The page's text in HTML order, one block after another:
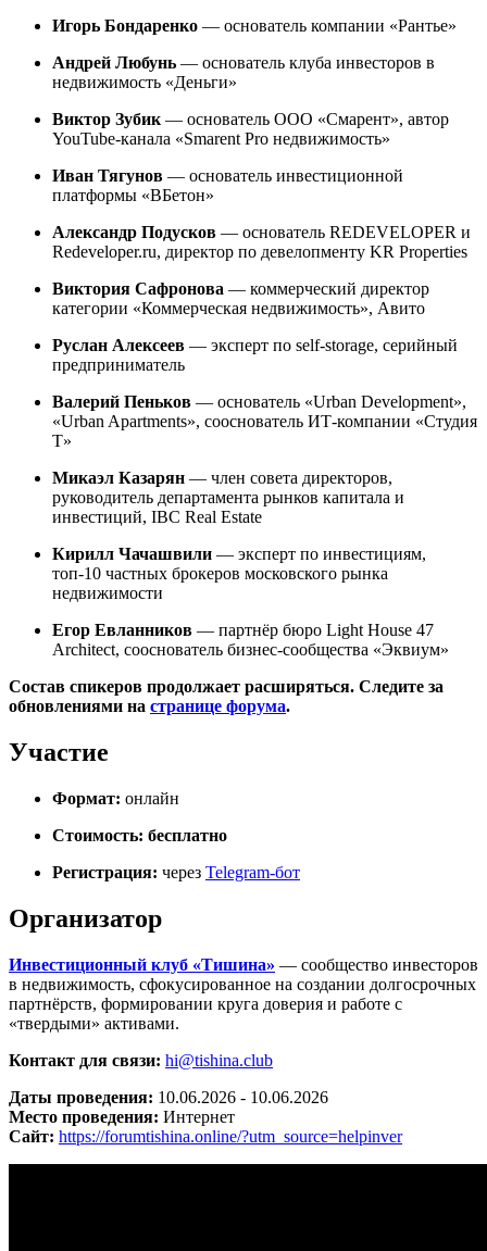
Игорь Бондаренко — основатель компании «Рантье»
Андрей Любунь — основатель клуба инвесторов в
недвижимость «Деньги»
Виктор Зубик — основатель ООО «Смарент», автор
YouTube-канала «Smarent Pro недвижимость»
Иван Тягунов — основатель инвестиционной
платформы «ВБетон»
Александр Подусков — основатель REDEVELOPER и
Redeveloper.ru, директор по девелопменту KR Properties
Виктория Сафронова — коммерческий директор
категории «Коммерческая недвижимость», Авито
Руслан Алексеев — эксперт по self-storage, серийный
предприниматель
Валерий Пеньков — основатель «Urban Development»,
«Urban Apartments», сооснователь ИТ-компании «Студия
Т»
Микаэл Казарян — член совета директоров,
руководитель департамента рынков капитала и
инвестиций, IBC Real Estate
Кирилл Чачашвили — эксперт по инвестициям,
топ-10 частных брокеров московского рынка
недвижимости
Егор Евланников — партнёр бюро Light House 47
Architect, сооснователь бизнес-сообщества «Эквиум»
Состав спикеров продолжает расширяться. Следите за
обновлениями на странице форума.
Участие
Формат: онлайн
Стоимость: бесплатно
Регистрация: через Telegram-бот
Организатор
Инвестиционный клуб «Тишина» — сообщество инвесторов
в недвижимость, сфокусированное на создании долгосрочных
партнёрств, формировании круга доверия и работе с
«твердыми» активами.
Контакт для связи: hi@tishina.club
Даты проведения: 10.06.2026 - 10.06.2026
Место проведения: Интернет
Сайт: https://forumtishina.online/?utm_source=helpinver